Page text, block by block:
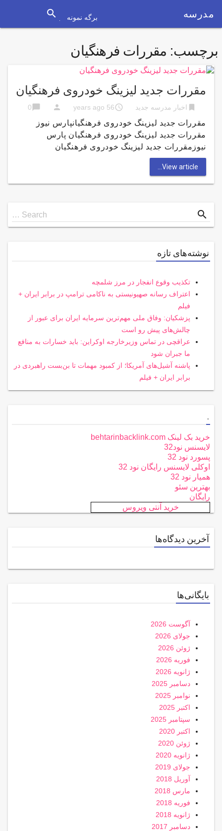
مدرسه برگه نمونه search
برچسب: مقررات فرهنگیان
مقررات جدید لیزینگ خودروی فرهنگیان
bookmark اخبار مدرسه جدید access_time
56 years ago
person
chat_bubble
0
مقررات جدید لیزینگ خودروی فرهنگیانپارس نیوز
مقررات جدید لیزینگ خودروی فرهنگیان پارس
نیوزمقررات جدید لیزینگ خودروی فرهنگیان
View article...
Search
for
Search … search
نوشته‌های تازه
تکذیب وقوع انفجار در مرز شلمچه
اعتراف رسانه صهیونیستی به ناکامی ترامپ در برابر ایران +
فیلم
پزشکیان: وفاق ملی مهم‌ترین سرمایه ایران برای عبور از
چالش‌های پیش رو است
عراقچی در تماس وزیرخارجه اوکراین: باید خسارات به منافع
ما جبران شود
پاشنه آشیل‌های آمریکا؛ از کمبود مهمات تا بن‌بست راهبردی در
برابر ایران + فیلم
.
خرید بک لینک behtarinbacklink.com
لایسنس نود32
پسورد نود 32
اوکلی لایسنس رایگان نود 32
همیار نود 32
بهترین سئو
رایگان
خرید آنتی ویروس
آخرین دیدگاه‌ها
بایگانی‌ها
آگوست 2026
جولای 2026
ژوئن 2026
فوریه 2026
ژانویه 2026
دسامبر 2025
نوامبر 2025
اکتبر 2025
سپتامبر 2025
اکتبر 2020
ژوئن 2020
ژانویه 2020
جولای 2019
آوریل 2018
مارس 2018
فوریه 2018
ژانویه 2018
دسامبر 2017